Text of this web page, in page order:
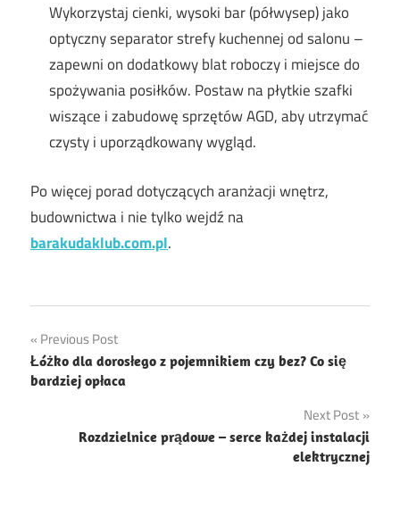
Wykorzystaj cienki, wysoki bar (półwysep) jako
optyczny separator strefy kuchennej od salonu –
zapewni on dodatkowy blat roboczy i miejsce do
spożywania posiłków. Postaw na płytkie szafki
wiszące i zabudowę sprzętów AGD, aby utrzymać
czysty i uporządkowany wygląd.
Po więcej porad dotyczących aranżacji wnętrz,
budownictwa i nie tylko wejdź na
barakudaklub.com.pl.
Nawigacja
wpisu
Previous Post
Łóżko dla dorosłego z pojemnikiem czy bez? Co się
bardziej opłaca
Next Post
Rozdzielnice prądowe – serce każdej instalacji
elektrycznej